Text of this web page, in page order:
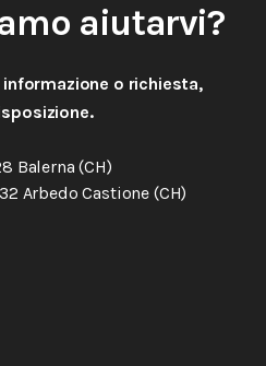
aiutarvi?
o richiesta,
Balerna (CH)
Arbedo Castione (CH)